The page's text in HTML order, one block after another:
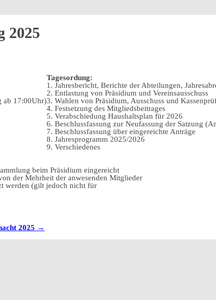
2025
ab 17:00Uhr)
Tagesordung:
1. Jahresbericht, Berichte der Abteilungen,
2. Entlastung von Präsidium und Vereinsausschuss
3. Wahlen von Präsidium, Ausschuss und
4. Festsetzung des Mitgliedsbeitrages
5. Verabschiedung Haushaltsplan für 2026
6. Beschlussfassung zur Neufassung der Satzung
7. Beschlussfassung über eingereichte Anträge
8. Jahresprogramm 2025/2026
9. Verschiedenes
beim Präsidium eingereicht
der Mehrheit der anwesenden Mitglieder
werden (gilt jedoch nicht für
2025 →